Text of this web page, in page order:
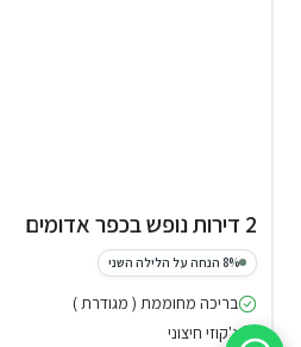
2 דירות נופש בכפר אדומים
8% הנחה על הלילה השני
בריכה מחוממת ( מגודרת )
ג'קוזי חיצוני